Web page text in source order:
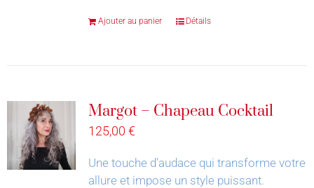
Ajouter au panier Détails
Margot – Chapeau Cocktail
125,00 €
Une touche d'audace qui transforme votre
allure et impose un style puissant.